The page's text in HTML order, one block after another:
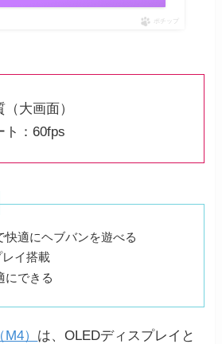
ポチップ
大画面）
ト：60fps
快適にヘブバンを遊べる
イ搭載
にできる
） は、OLEDディスプレイと